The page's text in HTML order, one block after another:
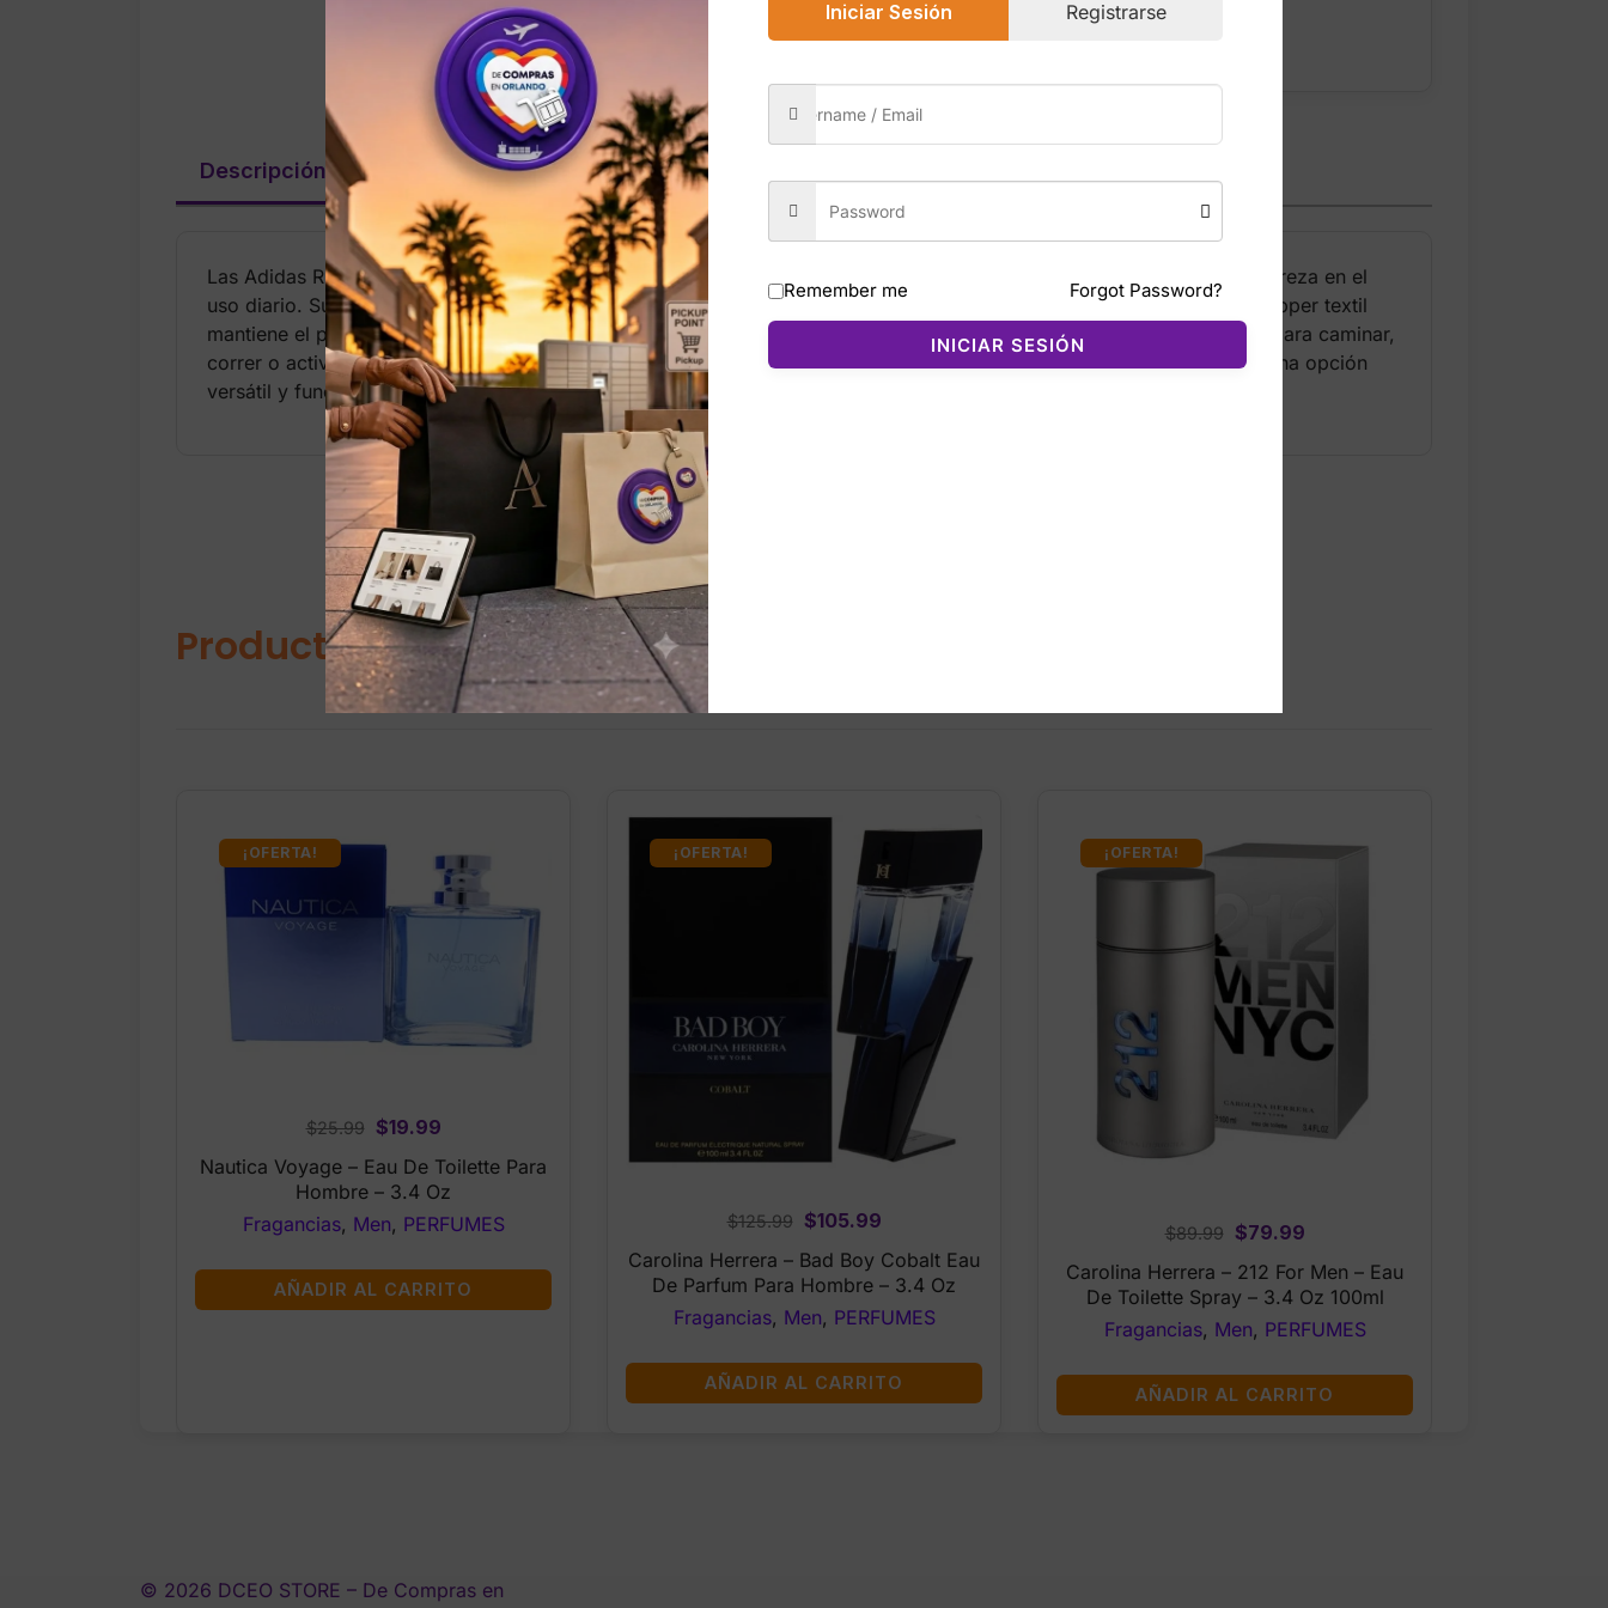
Descripción Valoraciones (0)
Las Adidas Runfalcon 5 en color negro son zapatillas deportivas diseñadas para ofrecer comodidad, estabilidad y ligereza en el
uso diario. Su mediasuela Cloudfoam proporciona una amortiguación suave que impulsa cada paso, mientras que el upper textil
mantiene el pie fresco y cómodo durante todo el día. El diseño con cordones asegura un ajuste firme y estable, ideal para caminar,
correr o actividades escolares y recreativas. Su estilo negro clásico combina con cualquier outfit, convirtiéndolas en una opción
versátil y funcional.
Productos relacionados
¡OFERTA!
$25.99
Original
price
was:
$25.99.
$19.99Current
price
is:
$19.99.
Nautica Voyage – Eau De Toilette Para
Hombre – 3.4 Oz
Fragancias, Men, PERFUMES
AÑADIR AL CARRITO
¡OFERTA!
$125.99
Original
price
was:
$125.99.
$105.99Current
price
is:
$105.99.
Carolina Herrera – Bad Boy Cobalt Eau
De Parfum Para Hombre – 3.4 Oz
Fragancias, Men, PERFUMES
AÑADIR AL CARRITO
¡OFERTA!
$89.99
Original
price
was:
$89.99.
$79.99Current
price
is:
$79.99.
Carolina Herrera – 212 For Men – Eau
De Toilette Spray – 3.4 Oz 100ml
Fragancias, Men, PERFUMES
AÑADIR AL CARRITO
© 2026 DCEO STORE – De Compras en
Iniciar Sesión Registrarse
Remember me Forgot Password?
INICIAR SESIÓN